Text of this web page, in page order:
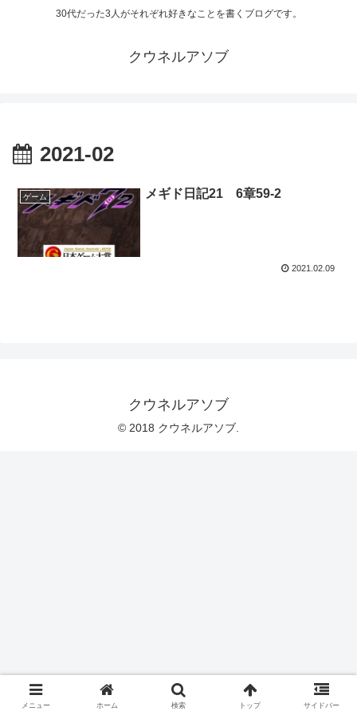
30代だった3人がそれぞれ好きなことを書くブログです。
クウネルアソブ
2021-02
ゲーム メギド日記21 6章59-2
2021.02.09
クウネルアソブ
© 2018 クウネルアソブ.
メニュー ホーム 検索 トップ サイドバー